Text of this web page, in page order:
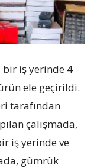
bir iş yerinde 4
ele geçirildi.
tarafından
çalışmada,
iş yerinde ve
gümrük